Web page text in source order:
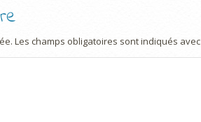
Les champs obligatoires sont indiqués avec